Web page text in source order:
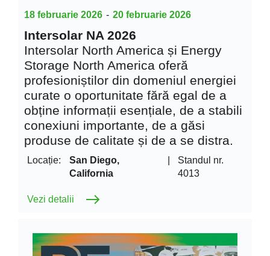
18 februarie 2026 - 20 februarie 2026
Intersolar NA 2026
Intersolar North America și Energy
Storage North America oferă
profesioniștilor din domeniul energiei
curate o oportunitate fără egal de a
obține informații esențiale, de a stabili
conexiuni importante, de a găsi
produse de calitate și de a se distra.
Locație:
San Diego,
California
Standul nr.
4013
Vezi detalii